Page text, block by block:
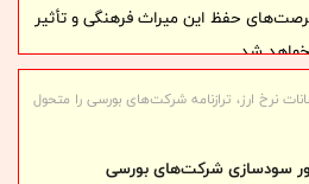
حفظ این میراث فرهنگی و تأثیر
شد.
نرخ ارز، ترازنامه شرکت‌های بورسی را متحول
سودسازی شرکت‌های بورسی